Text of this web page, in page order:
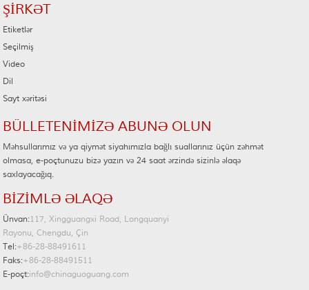
ŞIRKƏT
Etiketlər
Seçilmiş
Video
Dil
Sayt xəritəsi
BÜLLETENIMIZƏ ABUNƏ OLUN
Məhsullarımız və ya qiymət siyahımızla bağlı suallarınız üçün zəhmət
olmasa, e-poçtunuzu bizə yazın və 24 saat ərzində sizinlə əlaqə
saxlayacağıq.
BIZIMLƏ ƏLAQƏ
Ünvan:117, Xingguangxi Road, Longquanyi
Rayonu, Chengdu, Çin
Tel:+86-28-88491611
Faks:+86-28-88491511
E-poçt:info@chinaguoguang.com